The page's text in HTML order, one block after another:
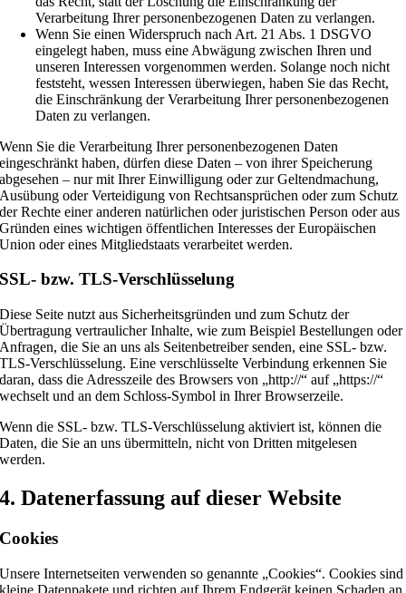
Verarbeitung Ihrer personenbezogenen Daten zu verlangen.
Wenn Sie einen Widerspruch nach Art. 21 Abs. 1 DSGVO
eingelegt haben, muss eine Abwägung zwischen Ihren und
unseren Interessen vorgenommen werden. Solange noch nicht
feststeht, wessen Interessen überwiegen, haben Sie das Recht,
die Einschränkung der Verarbeitung Ihrer personenbezogenen
Daten zu verlangen.
Wenn Sie die Verarbeitung Ihrer personenbezogenen Daten
eingeschränkt haben, dürfen diese Daten – von ihrer Speicherung
abgesehen – nur mit Ihrer Einwilligung oder zur Geltendmachung,
Ausübung oder Verteidigung von Rechtsansprüchen oder zum Schutz
der Rechte einer anderen natürlichen oder juristischen Person oder aus
Gründen eines wichtigen öffentlichen Interesses der Europäischen
Union oder eines Mitgliedstaats verarbeitet werden.
SSL- bzw. TLS-Verschlüsselung
Diese Seite nutzt aus Sicherheitsgründen und zum Schutz der
Übertragung vertraulicher Inhalte, wie zum Beispiel Bestellungen oder
Anfragen, die Sie an uns als Seitenbetreiber senden, eine SSL- bzw.
TLS-Verschlüsselung. Eine verschlüsselte Verbindung erkennen Sie
daran, dass die Adresszeile des Browsers von „http://“ auf „https://“
wechselt und an dem Schloss-Symbol in Ihrer Browserzeile.
Wenn die SSL- bzw. TLS-Verschlüsselung aktiviert ist, können die
Daten, die Sie an uns übermitteln, nicht von Dritten mitgelesen
werden.
4. Datenerfassung auf dieser Website
Cookies
Unsere Internetseiten verwenden so genannte „Cookies“. Cookies sind
kleine Datenpakete und richten auf Ihrem Endgerät keinen Schaden an.